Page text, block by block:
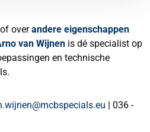
overandere eigenschappen
van Wijnen is dé specialist op
en technische
| 036 -